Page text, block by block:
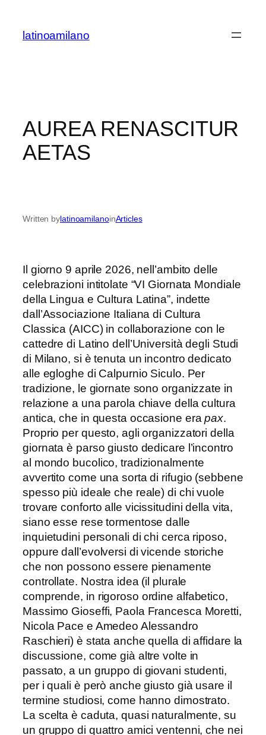
content
latinoamilano
AUREA RENASCITUR
AETAS
Written bylatinoamilanoinArticles
Il giorno 9 aprile 2026, nell’ambito delle
celebrazioni intitolate “VI Giornata Mondiale
della Lingua e Cultura Latina”, indette
dall’Associazione Italiana di Cultura
Classica (AICC) in collaborazione con le
cattedre di Latino dell’Università degli Studi
di Milano, si è tenuta un incontro dedicato
alle egloghe di Calpurnio Siculo. Per
tradizione, le giornate sono organizzate in
relazione a una parola chiave della cultura
antica, che in questa occasione erapax.
Proprio per questo, agli organizzatori della
giornata è parso giusto dedicare l’incontro
al mondo bucolico, tradizionalmente
avvertito come una sorta di rifugio (sebbene
spesso più ideale che reale) di chi vuole
trovare conforto alle vicissitudini della vita,
siano esse rese tormentose dalle
inquietudini personali di chi cerca riposo,
oppure dall’evolversi di vicende storiche
che non possono essere pienamente
controllate. Nostra idea (il plurale
comprende, in rigoroso ordine alfabetico,
Massimo Gioseffi, Paola Francesca Moretti,
Nicola Pace e Amedeo Alessandro
Raschieri) è stata anche quella di affidare la
discussione, come già altre volte in
passato, a un gruppo di giovani studenti,
per i quali è però anche giusto già usare il
termine studiosi, come hanno dimostrato.
La scelta è caduta, quasi naturalmente, su
un gruppo di quattro amici ventenni, che nei